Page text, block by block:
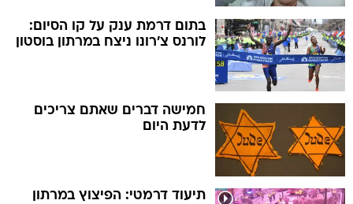
בתום דרמת ענק על קו הסיום:
לורנס צ'רונו ניצח במרתון בוסטון
חמישה דברים שאתם צריכים
לדעת היום
תיעוד דרמטי: הפיצוץ במרתון